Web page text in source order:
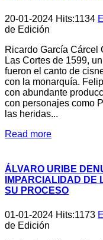
20-01-2024 Hits:1134
de Edición
Ricardo García Cárcel
Las Cortes de 1599,
fueron el canto de
con la monarquía.
con abundante
con personajes como
las heridas...
Read more
ÁLVARO URIBE
IMPARCIALIDAD DE
SU PROCESO
01-01-2024 Hits:1173
de Edición